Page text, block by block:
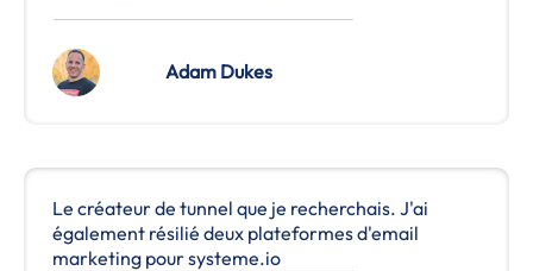
Adam Dukes
Le créateur de tunnel que je recherchais. J'ai
également résilié deux plateformes d'email
marketing pour systeme.io